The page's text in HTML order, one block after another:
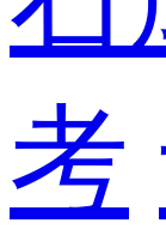
考